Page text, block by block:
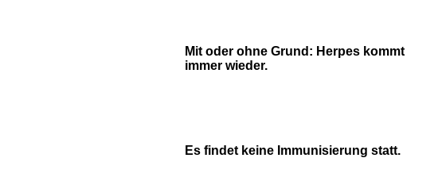
Mit oder ohne Grund: Herpes kommt
immer wieder.
Es findet keine Immunisierung statt.